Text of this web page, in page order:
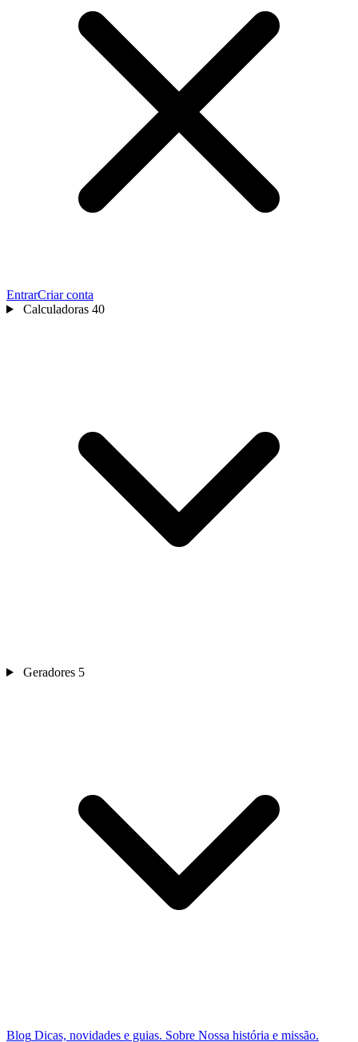
EntrarCriar conta
Calculadoras 40
Geradores 5
Blog Dicas, novidades e guias. Sobre Nossa história e missão.